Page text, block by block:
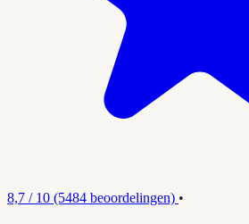
8,7 / 10 (5484 beoordelingen) •